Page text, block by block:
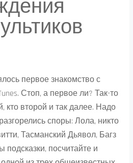
первое знакомство с
Стоп, а первое ли? Так-то
кто второй и так далее. Надо
споры: Лола, никто
Тасманский Дьявол, Багз
посчитайте и